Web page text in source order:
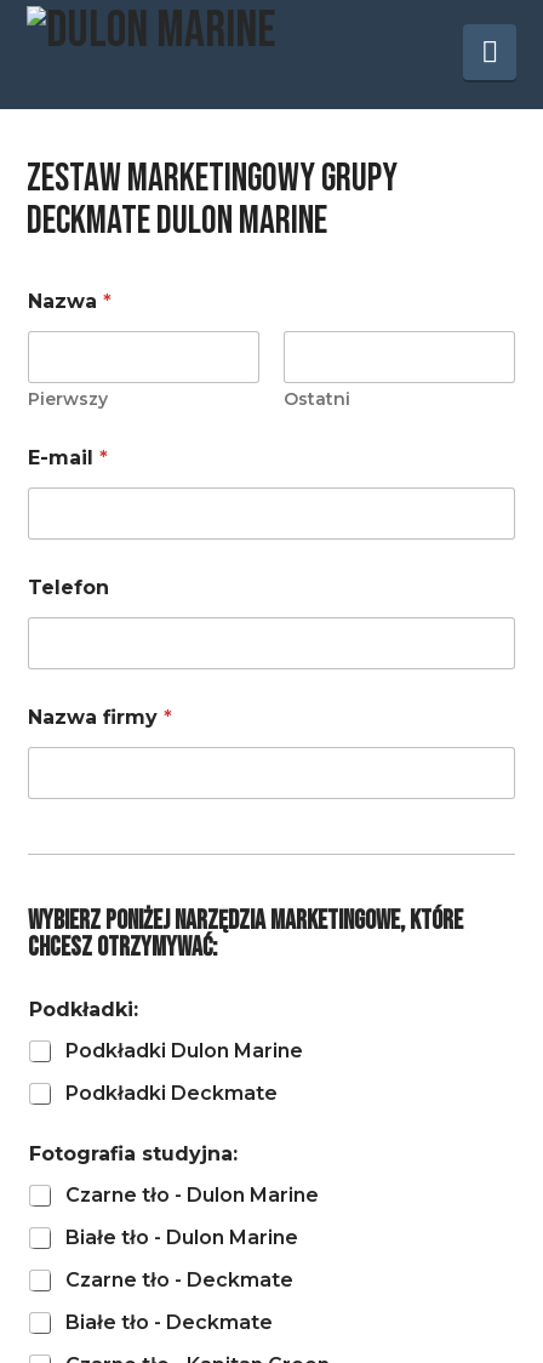
ZESTAW MARKETINGOWY GRUPY
DECKMATE DULON MARINE
r
o
h
u
e
:
C
m
a
o
i
a
Nazwa*
Pierwszy Ostatni
E-mail*
Telefon
Nazwa firmy*
Wybierz poniżej narzędzia marketingowe, które
chcesz otrzymywać:
Podkładki:
Podkładki Dulon Marine
Podkładki Deckmate
Fotografia studyjna:
Czarne tło - Dulon Marine
Białe tło - Dulon Marine
Czarne tło - Deckmate
Białe tło - Deckmate